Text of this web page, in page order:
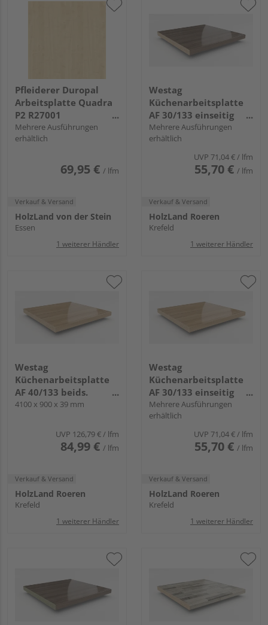
Pfleiderer Duropal
Arbeitsplatte Quadra
P2 R27001
Königsahorn, VV, VS
Folie
Mehrere Ausführungen
erhältlich
69,95 € / lfm
Verkauf & Versand
HolzLand von der Stein
Essen
1 weiterer Händler
Westag
Küchenarbeitsplatte
AF 30/133 einseitig
gerundet EI740 SI
chalet eiche braun
Mehrere Ausführungen
erhältlich
UVP 71,04 €/ lfm
55,70 € / lfm
Verkauf & Versand
HolzLand Roeren
Krefeld
1 weiterer Händler
Westag
Küchenarbeitsplatte
AF 40/133 beids.
gerundet EI370 SI fjord
4100 x 900 x 39 mm
UVP 126,79 €/ lfm
84,99 € / lfm
Verkauf & Versand
HolzLand Roeren
Krefeld
1 weiterer Händler
Westag
Küchenarbeitsplatte
AF 30/133 einseitig
gerundet EI370 SI fjord
eiche
Mehrere Ausführungen
erhältlich
UVP 71,04 €/ lfm
55,70 € / lfm
Verkauf & Versand
HolzLand Roeren
Krefeld
1 weiterer Händler